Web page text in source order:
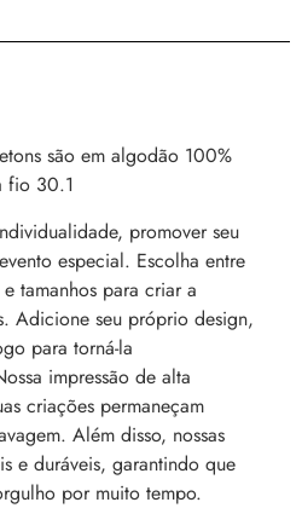
são em algodão 100%
fio 30.1
promover seu
especial. Escolha entre
tamanhos para criar a
Adicione seu próprio design,
para torná-la
impressão de alta
criações permaneçam
Além disso, nossas
e duráveis, garantindo que
por muito tempo.